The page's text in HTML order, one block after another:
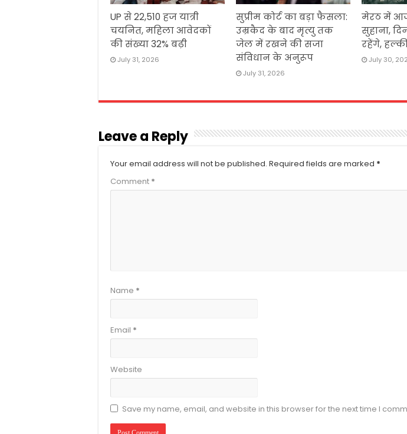
UP से 22,510 हज यात्री
चयनित, महिला आवेदकों
की संख्या 32% बढ़ी
July 31, 2026
सुप्रीम कोर्ट का बड़ा फैसला:
उम्रकैद के बाद मृत्यु तक
जेल में रखने की सजा
संविधान के अनुरूप
July 31, 2026
मेरठ में
सुहाना,
रहेंगे,
July 30,
Leave a Reply
Your email address will not be published. Required fields are marked *
Comment *
Name *
Email *
Website
Save my name, email, and website in this browser for the next time I